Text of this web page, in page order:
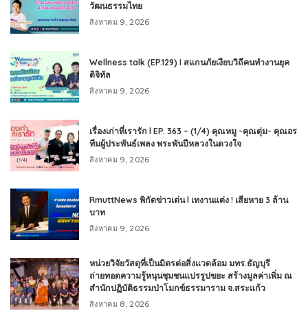
วัฒนธรรมไทย
สิงหาคม 9, 2026
Wellness talk (EP.129) I สแกนภัยเงียบวิถีคนทำงานยุค
ดิจิทัล
สิงหาคม 9, 2026
เรื่องเก่าที่เรารัก l EP. 363 – (1/4) คุณหมู -คุณตุ่ม- คุณอร
ทีมผู้ประพันธ์เพลง พระพันปีหลวงในดวงใจ
สิงหาคม 9, 2026
RmuttNews พิกัดข่าวเด่น l เทงานแต่ง ! เสียหาย 3 ล้าน
บาท
สิงหาคม 9, 2026
หน่วยวิจัยวัสดุที่เป็นมิตรต่อสิ่งแวดล้อม มทร.ธัญบุรี
ถ่ายทอดความรู้หนุนชุมชนแปรรูปขยะ สร้างมูลค่าเพิ่ม ณ
สำนักปฏิบัติธรรมป่าโมกข์ธรรมาราม จ.สระแก้ว
สิงหาคม 8, 2026